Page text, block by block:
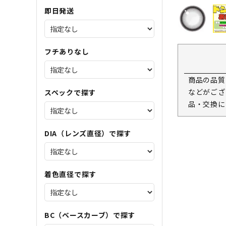
即日発送
フチありなし
スペックで探す
DIA（レンズ直径）で探す
着色直径で探す
BC（ベースカーブ）で探す
商品の品
などがご
品・交換